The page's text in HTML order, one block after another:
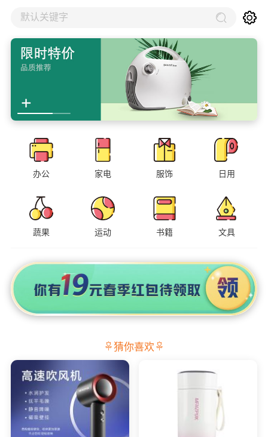
默认关键字
办公 家电 服饰 日用
蔬果 运动 书籍 文具
猜你喜欢